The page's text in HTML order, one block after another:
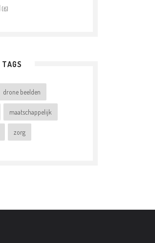
(6)
TAGS
drone beelden
maatschappelijk
zorg